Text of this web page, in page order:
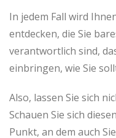
In jedem Fall wird
entdecken, die Sie
verantwortlich sind,
einbringen, wie Sie
Also, lassen Sie sich
Schauen Sie sich
Punkt, an dem auch